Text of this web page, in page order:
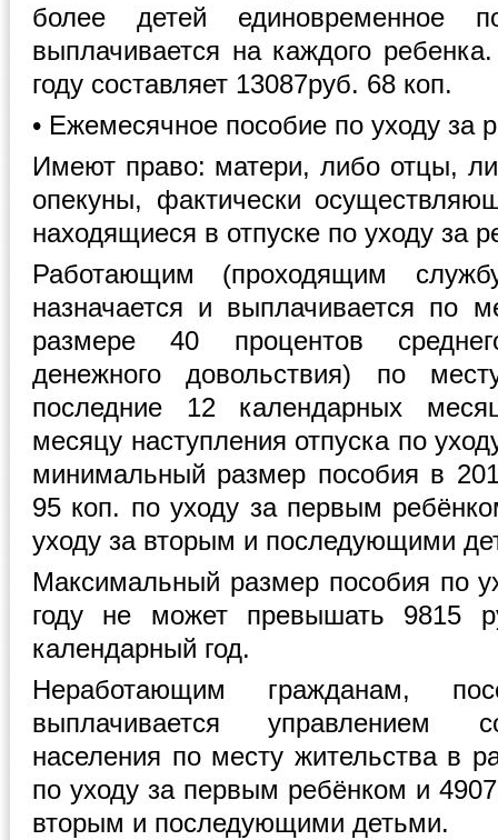
более детей единовременное
выплачивается на каждого
году составляет 13087руб. 68 коп.
• Ежемесячное пособие по уходу за
Имеют право: матери, либо отцы,
опекуны, фактически
находящиеся в отпуске по уходу за
Работающим (проходящим
назначается и выплачивается по
размере 40 процентов
денежного довольствия) по
последние 12 календарных
месяцу наступления отпуска по
минимальный размер пособия в
95 коп. по уходу за первым
уходу за вторым и последующими
Максимальный размер пособия по
году не может превышать 9815
календарный год.
Неработающим гражданам,
выплачивается управлением
населения по месту жительства в
по уходу за первым ребёнком и
вторым и последующими детьми.